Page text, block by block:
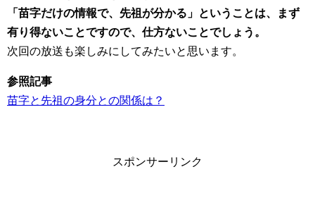
「苗字だけの情報で、先祖が分かる」ということは、まず
有り得ないことですので、仕方ないことでしょう。
次回の放送も楽しみにしてみたいと思います。
参照記事
苗字と先祖の身分との関係は？
スポンサーリンク